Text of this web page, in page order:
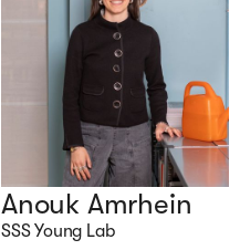
Anouk Amrhein
SSS Young Lab